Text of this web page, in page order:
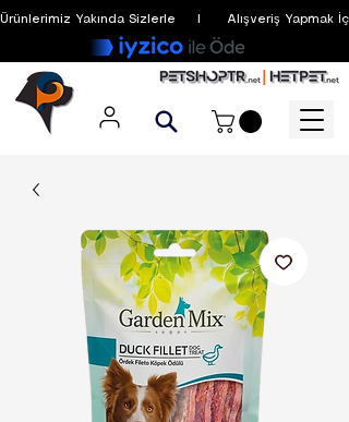
Ürünlerimiz Yakında Sizlerle     I      Alışveriş